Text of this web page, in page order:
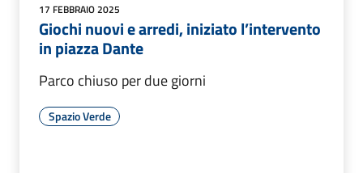
17 FEBBRAIO 2025
Giochi nuovi e arredi, iniziato l’intervento
in piazza Dante
Parco chiuso per due giorni
Spazio Verde